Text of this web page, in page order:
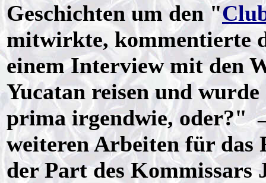
Geschichten um den "
mitwirkte, kommentierte
einem Interview mit den
Yucatan reisen und
prima irgendwie,
weiteren Arbeiten für das
der Part des Kommissars